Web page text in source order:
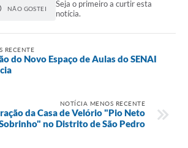
NÃO GOSTEI
Seja o primeiro a curtir esta
notícia.
RECENTE
do Novo Espaço de Aulas do SENAI
NOTÍCIA MENOS RECENTE
da Casa de Velório "Pio Neto
no Distrito de São Pedro